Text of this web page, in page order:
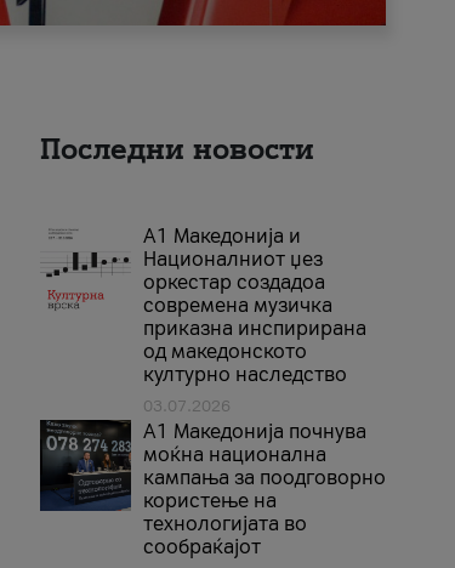
Последни новости
А1 Македонија и
Националниот џез
оркестар создадоа
современа музичка
приказна инспирирана
од македонското
културно наследство
03.07.2026
A1 Македонија почнува
моќна национална
кампања за поодговорно
користење на
технологијата во
сообраќајот